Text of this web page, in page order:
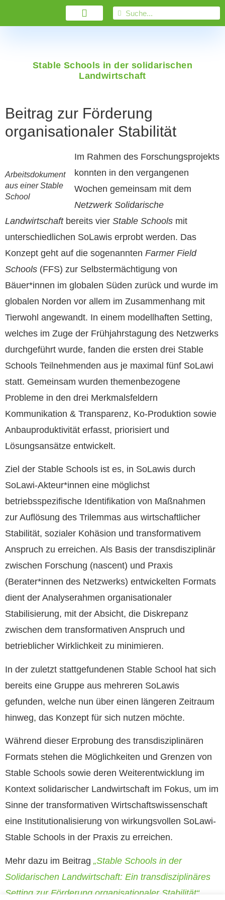
Stable Schools in der solidarischen
Landwirtschaft
Beitrag zur Förderung
organisationaler Stabilität
Arbeitsdokument
aus einer Stable
School
Im Rahmen des Forschungsprojekts
konnten in den vergangenen
Wochen gemeinsam mit dem
Netzwerk Solidarische
Landwirtschaft bereits vier Stable Schools mit
unterschiedlichen SoLawis erprobt werden. Das
Konzept geht auf die sogenannten Farmer Field
Schools (FFS) zur Selbstermächtigung von
Bäuer*innen im globalen Süden zurück und wurde im
globalen Norden vor allem im Zusammenhang mit
Tierwohl angewandt. In einem modellhaften Setting,
welches im Zuge der Frühjahrstagung des Netzwerks
durchgeführt wurde, fanden die ersten drei Stable
Schools Teilnehmenden aus je maximal fünf SoLawi
statt. Gemeinsam wurden themenbezogene
Probleme in den drei Merkmalsfeldern
Kommunikation & Transparenz, Ko-Produktion sowie
Anbauproduktivität erfasst, priorisiert und
Lösungsansätze entwickelt.
Ziel der Stable Schools ist es, in SoLawis durch
SoLawi-Akteur*innen eine möglichst
betriebsspezifische Identifikation von Maßnahmen
zur Auflösung des Trilemmas aus wirtschaftlicher
Stabilität, sozialer Kohäsion und transformativem
Anspruch zu erreichen. Als Basis der transdisziplinär
zwischen Forschung (nascent) und Praxis
(Berater*innen des Netzwerks) entwickelten Formats
dient der Analyserahmen organisationaler
Stabilisierung, mit der Absicht, die Diskrepanz
zwischen dem transformativen Anspruch und
betrieblicher Wirklichkeit zu minimieren.
In der zuletzt stattgefundenen Stable School hat sich
bereits eine Gruppe aus mehreren SoLawis
gefunden, welche nun über einen längeren Zeitraum
hinweg, das Konzept für sich nutzen möchte.
Während dieser Erprobung des transdisziplinären
Formats stehen die Möglichkeiten und Grenzen von
Stable Schools sowie deren Weiterentwicklung im
Kontext solidarischer Landwirtschaft im Fokus, um im
Sinne der transformativen Wirtschaftswissenschaft
eine Institutionalisierung von wirkungsvollen SoLawi-
Stable Schools in der Praxis zu erreichen.
Mehr dazu im Beitrag „Stable Schools in der
Solidarischen Landwirtschaft: Ein transdisziplinäres
Setting zur Förderung organisationaler Stabilität“.